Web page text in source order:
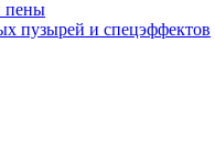
пены
пузырей и спецэффектов